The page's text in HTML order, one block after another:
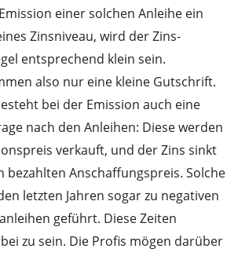
einer solchen Anleihe ein
Zinsniveau, wird der Zins-
entsprechend klein sein.
also nur eine kleine Gutschrift.
bei der Emission auch eine
nach den Anleihen: Diese werden
verkauft, und der Zins sinkt
bezahlten Anschaffungspreis. Solche
letzten Jahren sogar zu negativen
geführt. Diese Zeiten
zu sein. Die Profis mögen darüber